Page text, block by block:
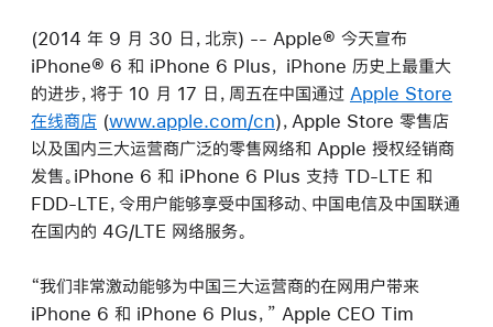
(2014 年 9 月 30 日，北京) -- Apple® 今天宣布
iPhone® 6 和 iPhone 6 Plus， iPhone 历史上最重大
的进步，将于 10 月 17 日，周五在中国通过 Apple Store
在线商店 (www.apple.com/cn)，Apple Store 零售店
以及国内三大运营商广泛的零售网络和 Apple 授权经销商
发售。iPhone 6 和 iPhone 6 Plus 支持 TD-LTE 和
FDD-LTE，令用户能够享受中国移动、中国电信及中国联通
在国内的 4G/LTE 网络服务。
“我们非常激动能够为中国三大运营商的在网用户带来
iPhone 6 和 iPhone 6 Plus，” Apple CEO Tim